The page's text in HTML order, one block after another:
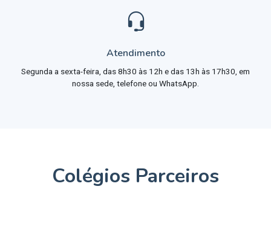
Atendimento
Segunda a sexta-feira, das 8h30 às 12h e das 13h às 17h30, em
nossa sede, telefone ou WhatsApp.
Colégios Parceiros